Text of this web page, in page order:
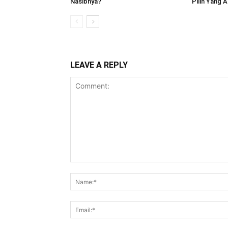
LEAVE A REPLY